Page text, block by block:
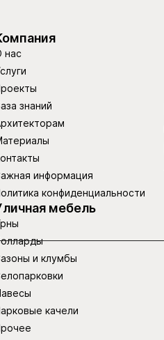
нас
знаний
информация
конфиденциальности
мебель
и клумбы
качели